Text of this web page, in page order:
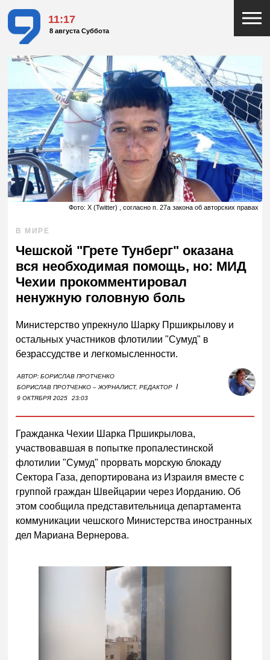
11:17
8 августа Суббота
Фото: X (Twitter) , согласно п. 27а закона об авторских правах
В МИРЕ
Чешской "Грете Тунберг" оказана
вся необходимая помощь, но: МИД
Чехии прокомментировал
ненужную головную боль
Министерство упрекнуло Шарку Пршикрылову и
остальных участников флотилии "Сумуд" в
безрассудстве и легкомысленности.
АВТОР:БОРИСЛАВ ПРОТЧЕНКО
БОРИСЛАВ ПРОТЧЕНКО – ЖУРНАЛИСТ, РЕДАКТОР I
9 ОКТЯБРЯ 2025 23:03
Гражданка Чехии Шарка Пршикрылова,
участвовавшая в попытке пропалестинской
флотилии "Сумуд" прорвать морскую блокаду
Сектора Газа, депортирована из Израиля вместе с
группой граждан Швейцарии через Иорданию. Об
этом сообщила представительница департамента
коммуникации чешского Министерства иностранных
дел Мариана Вернерова.